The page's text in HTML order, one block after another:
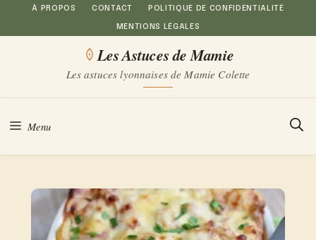
Aller
au
À PROPOS CONTACT POLITIQUE DE CONFIDENTIALITÉ
MENTIONS LÉGALES
Les Astuces de Mamie
Les astuces lyonnaises de Mamie Colette
Menu